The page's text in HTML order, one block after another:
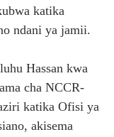
katika
ndani ya jamii.
Hassan kwa
cha NCCR-
katika Ofisi ya
akisema